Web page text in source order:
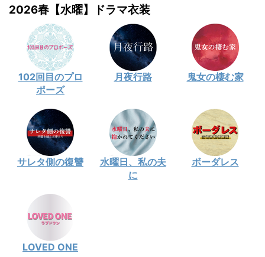
2026春【水曜】ドラマ衣装
102回目のプロ
ポーズ
月夜行路 鬼女の棲む家
サレタ側の復讐
水曜日、私の夫
に
ボーダレス
LOVED ONE